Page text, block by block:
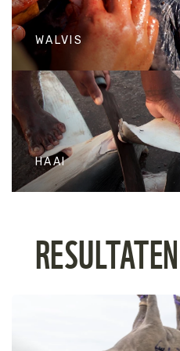
Mensen betalen nog steeds
geld voor een bontjas van
luipaardvacht.
WALVIS
WALVIS
Inmiddels is de
op walvissen allang
HAAI
Haaien worden massaal
voor consumptie.